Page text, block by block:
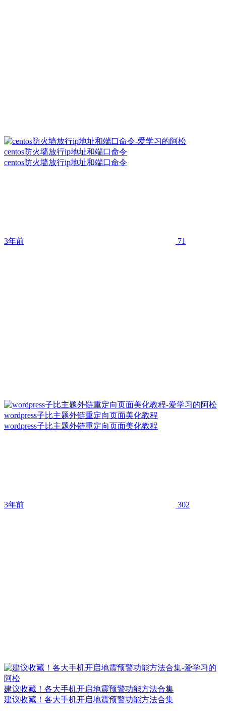
centos防火墙放行ip地址和端口命令
centos防火墙放行ip地址和端口命令
3年前 71
wordpress子比主题外链重定向页面美化教程
wordpress子比主题外链重定向页面美化教程
3年前 302
建议收藏！各大手机开启地震预警功能方法合集
建议收藏！各大手机开启地震预警功能方法合集